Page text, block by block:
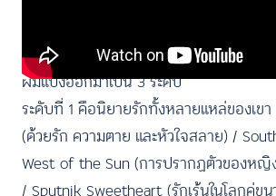
อ่านง่าย ในมุมมองนักอ่านที่ตามอ่านนิยายข
ผมแบ่งออกมาเป็น 3 ระดับ
ระดับที่ 1 คือนิยายรักทั้งหลายแหล่ของเข
(ด้วยรัก ความตาย และหัวใจสลาย) /
West of the Sun (การปรากฏตัวของห
/ Sputnik Sweetheart (รักเร้นในโลกคู่ข